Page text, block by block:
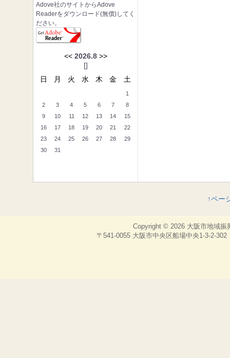
Adove社のサイトからAdove
Readerをダウンロード(無償)してく
ださい。
<< 2026.8 >>
[]
日
月 火 水 木 金 土
1
2
3 4 5 6 7
8
9
10 11 12 13 14
15
16
17 18 19 20 21
22
23
24 25 26 27 28
29
30
31
↑ペー
Copyright © 2026 大阪市地域振
〒541-0055 大阪市中央区船場中央1-3-2-